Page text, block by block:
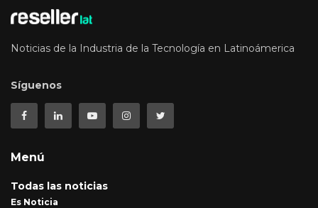
Noticias de la Industria de la Tecnología en Latinoámerica
Síguenos
Menú
Todas las noticias
Es Noticia